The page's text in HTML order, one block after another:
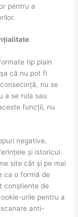
pentru a
tip plain
că nu pot fi
nu se
a se rula sau
funcții, nu
negative.
și istoricul
site cât și pe mai
ca o formă de
conștiente de
urile pentru a
anti-